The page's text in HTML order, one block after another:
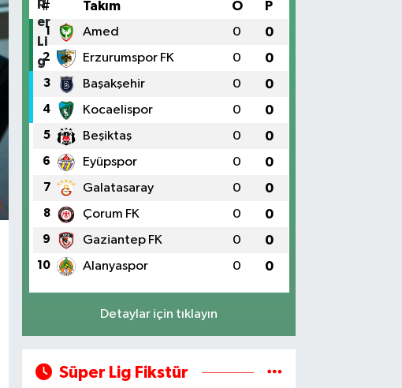
# Takım O P
1 Amed 0 0
2 Erzurumspor FK 0 0
3 Başakşehir 0 0
4 Kocaelispor 0 0
5 Beşiktaş 0 0
6 Eyüpspor 0 0
7 Galatasaray 0 0
8 Çorum FK 0 0
9 Gaziantep FK 0 0
10 Alanyaspor 0 0
Detaylar için tıklayın
Süper Lig Fikstür